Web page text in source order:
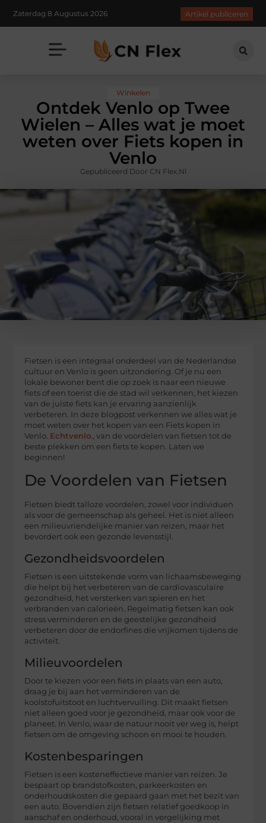
Zaterdag 8 Augustus 2026 Artikel publiceren
Winkelen
Ontdek Venlo op Twee
Wielen – Alles wat je moet
weten over Fiets kopen in
Venlo
Gepubliceerd Door CN Flex.nl
Fietsen is een integraal onderdeel van de Nederlandse
cultuur en Venlo is geen uitzondering. Of je nu een
lokale bewoner bent die op zoek is naar een nieuwe
fiets of een toerist die de stad wil verkennen, het kiezen
van de juiste fiets kan je ervaring aanzienlijk
verbeteren. In deze blogpost verkennen we alles wat je
moet weten over het kopen van een Fiets kopen in
Venlo. Echtvenlo ., van de voordelen van fietsen tot de
beste plekken om een fiets te kopen. Laten we
beginnen!
De Voordelen van Fietsen
Fietsen biedt talloze voordelen, zowel voor individuen
als voor de gemeenschap als geheel. Het is niet alleen
een milieuvriendelijke manier van reizen, maar het
bevordert ook een gezonde levensstijl.
Gezondheidsvoordelen
Fietsen is een uitstekende vorm van lichaamsbeweging
die helpt bij het verbeteren van de cardiovasculaire
gezondheid, het versterken van spieren en het
verbranden van calorieën. Regelmatig fietsen kan ook
stress verminderen en de geestelijke gezondheid
verbeteren door de endorfines die vrijkomen tijdens de
activiteit.
Milieuvoordelen
Door te kiezen voor een fiets in plaats van een auto,
draag je bij aan het verminderen van de
koolstofuitstoot en luchtvervuiling. Dit maakt fietsen
niet alleen goed voor je gezondheid, maar ook voor de
planeet. In Venlo, waar de natuur nooit ver weg is, helpt
fietsen om de omgeving schoon en mooi te houden.
Kostenbesparingen
Fietsen is een kosteneffectieve manier van reizen. Je
bespaart op brandstofkosten, parkeerkosten en
onderhoudskosten die gepaard gaan met het bezit van
een auto. Bovendien zijn fietsen relatief goedkoop in
aanschaf en onderhoud, vooral in vergelijking met